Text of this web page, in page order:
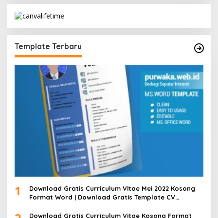
Template Terbaru
1
Download Gratis Curriculum Vitae Mei 2022 Kosong
Format Word | Download Gratis Template CV
Download Gratis Curriculum Vitae Kosong Format